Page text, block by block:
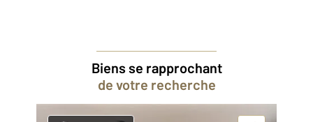
Biens se rapprochant
de votre recherche